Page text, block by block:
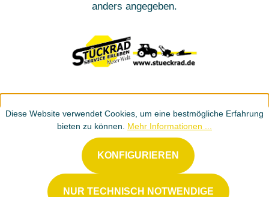
anders angegeben.
Diese Website verwendet Cookies, um eine bestmögliche Erfahrung
bieten zu können. Mehr Informationen ...
NUR TECHNISCH NOTWENDIGE
KONFIGURIEREN